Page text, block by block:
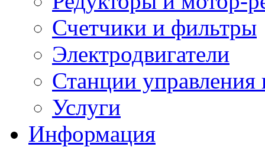
Счетчики и фильтры
Электродвигатели
Станции управления
Услуги
Информация